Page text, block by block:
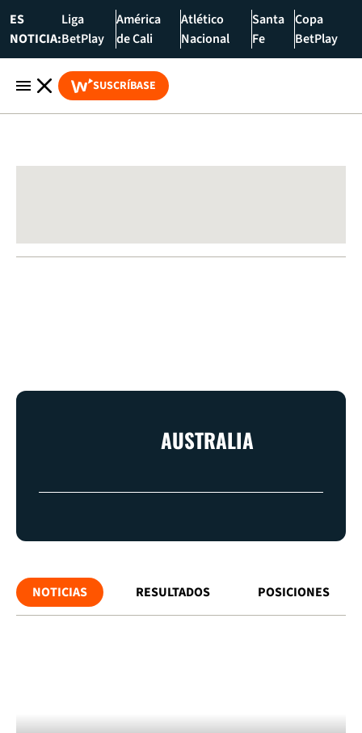
ES
NOTICIA:
Liga
BetPlay
América
de Cali
Atlético
Nacional
Santa
Fe
Copa
BetPlay
SUSCRÍBASE
AUSTRALIA
NOTICIAS RESULTADOS POSICIONES